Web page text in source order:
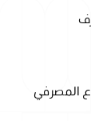
المصرفي